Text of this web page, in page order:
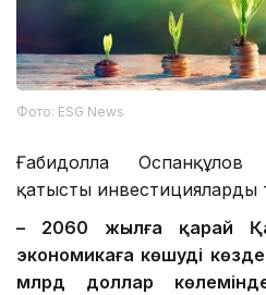
Фото: ESG News
Ғабидолла
қатысты инвестицияларды
– 2060 жылға қарай
экономикаға көшуді
млрд доллар